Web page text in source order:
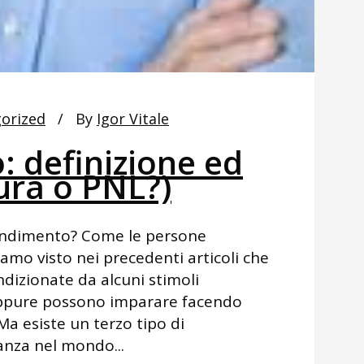
By Igor Vitale
definizione ed
o PNL?)
Come le persone
visto nei precedenti articoli che
da alcuni stimoli
possono imparare facendo
esiste un terzo tipo di
nel mondo...